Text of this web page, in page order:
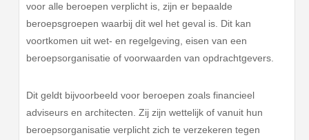
voor alle beroepen verplicht is, zijn er bepaalde
beroepsgroepen waarbij dit wel het geval is. Dit kan
voortkomen uit wet- en regelgeving, eisen van een
beroepsorganisatie of voorwaarden van opdrachtgevers.
Dit geldt bijvoorbeeld voor beroepen zoals financieel
adviseurs en architecten. Zij zijn wettelijk of vanuit hun
beroepsorganisatie verplicht zich te verzekeren tegen